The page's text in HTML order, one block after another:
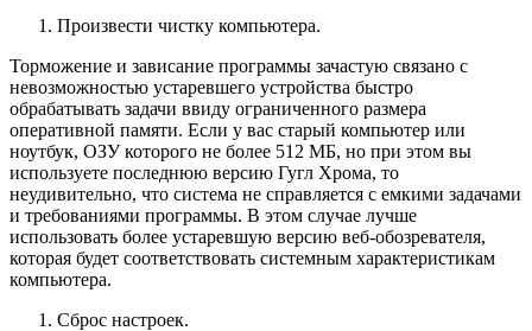
Произвести чистку компьютера.
Торможение и зависание программы зачастую связано с
невозможностью устаревшего устройства быстро
обрабатывать задачи ввиду ограниченного размера
оперативной памяти. Если у вас старый компьютер или
ноутбук, ОЗУ которого не более 512 МБ, но при этом вы
используете последнюю версию Гугл Хрома, то
неудивительно, что система не справляется с емкими задачами
и требованиями программы. В этом случае лучше
использовать более устаревшую версию веб-обозревателя,
которая будет соответствовать системным характеристикам
компьютера.
Сброс настроек.